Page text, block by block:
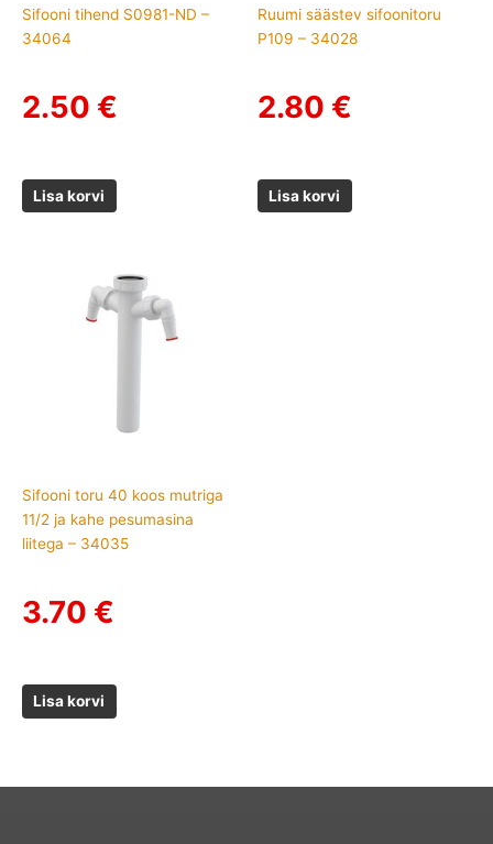
Sifooni tihend S0981-ND –
34064
2.50 €
Lisa korvi
Ruumi säästev sifoonitoru
P109 – 34028
2.80 €
Lisa korvi
Sifooni toru 40 koos mutriga
11/2 ja kahe pesumasina
liitega – 34035
3.70 €
Lisa korvi